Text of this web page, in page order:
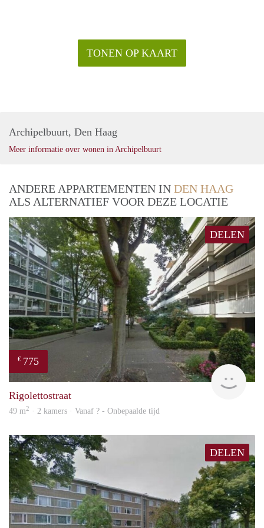
mum van tijd op het strand bij Scheveningen.
TONEN OP KAART
Archipelbuurt, Den Haag
Meer informatie over wonen in Archipelbuurt
ANDERE APPARTEMENTEN IN DEN HAAG
ALS ALTERNATIEF VOOR DEZE LOCATIE
DELEN
€ 775
Rigolettostraat
49 m2 · 2 kamers · Vanaf ? - Onbepaalde tijd
DELEN